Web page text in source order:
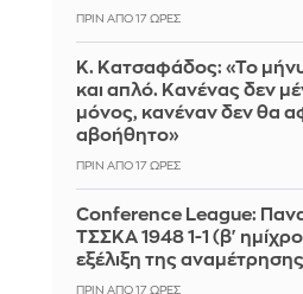
ΠΡΙΝ ΑΠΌ 17 ΏΡΕΣ
Κ. Κατσαφάδος: «Το
και απλό. Κανένας δεν
μόνος, κανέναν δεν θα
αβοήθητο»
ΠΡΙΝ ΑΠΌ 17 ΏΡΕΣ
Conference League:
ΤΣΣΚΑ 1948 1-1 (β'
εξέλιξη της αναμέτρησης
ΠΡΙΝ ΑΠΌ 17 ΏΡΕΣ